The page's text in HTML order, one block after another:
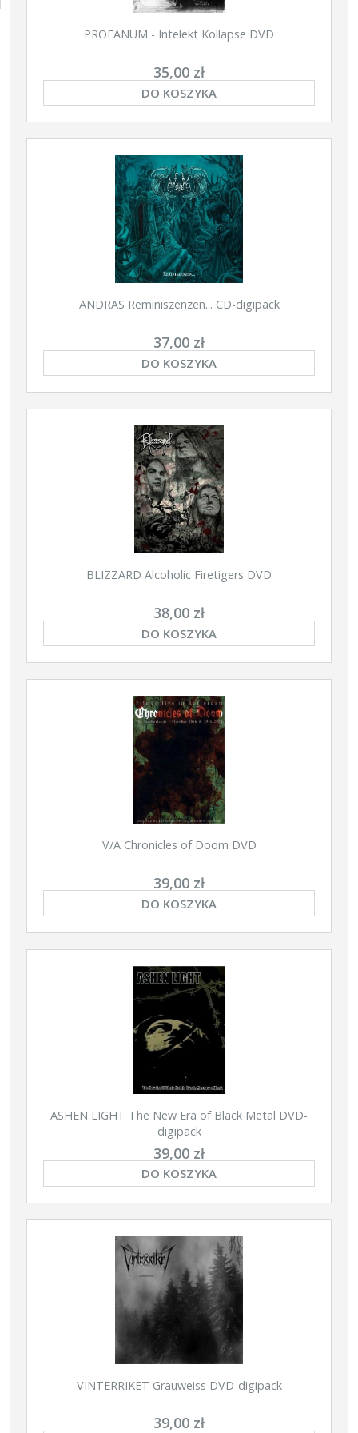
PROFANUM - Intelekt Kollapse DVD
35,00 zł
DO KOSZYKA
ANDRAS Reminiszenzen... CD-digipack
37,00 zł
DO KOSZYKA
BLIZZARD Alcoholic Firetigers DVD
38,00 zł
DO KOSZYKA
V/A Chronicles of Doom DVD
39,00 zł
DO KOSZYKA
ASHEN LIGHT The New Era of Black Metal DVD-
digipack
39,00 zł
DO KOSZYKA
VINTERRIKET Grauweiss DVD-digipack
39,00 zł